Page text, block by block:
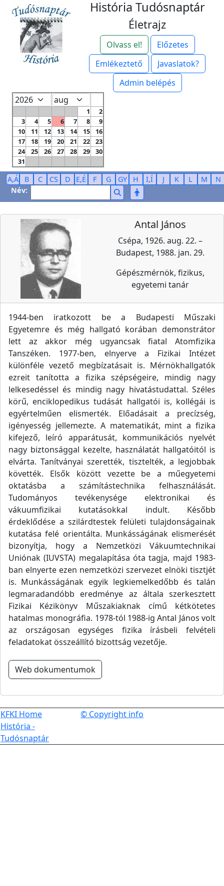
História Tudósnaptár
Életrajz
Olvass el!
Előzetes
Emlékeztető
Javaslatok?
Admin belépés
1
2
3
4 5 6 7 8
9
10
11 12 13 14 15
16
17
18 19 20 21 22
23
24
25 26 27 28 29
30
31
A,Á B C CS D E,É F G GY H I,Í J K L M
N
Név:
Antal János
Csépa, 1926. aug. 22. –
Budapest, 1988. jan. 29.
Gépészmérnök, fizikus,
egyetemi tanár
1944-ben iratkozott be a Budapesti Műszaki
Egyetemre és még hallgató korában demonstrátor
lett az akkor még ugyancsak fiatal Atomfizika
Tanszéken. 1977-ben, elnyerve a Fizikai Intézet
különféle vezető megbízatásait is. Mérnökhallgatók
ezreit tanította a fizika szépségeire, mindig nagy
lelkesedéssel és mindig nagy hivatástudattal. Széles
körű, enciklopedikus tudását hallgatói is, kollégái is
egyértelműen elismerték. Előadásait a precízség,
igényesség jellemezte. A matematikát, mint a fizika
kifejező, leíró apparátusát, kommunikációs nyelvét
nagy biztonsággal kezelte, használatát hallgatóitól is
elvárta. Tanítványai szerették, tisztelték, a legjobbak
követték. Elsők között vezette be a műegyetemi
oktatásba a számítástechnika felhasználását.
Tudományos tevékenysége elektronikai és
vákuumfizikai kutatásokkal indult. Később
érdeklődése a szilárdtestek felületi tulajdonságainak
kutatása felé orientálta. Munkásságának elismerését
bizonyítja, hogy a Nemzetközi Vákuumtechnikai
Uniónak (IUVSTA) megalapítása óta tagja, majd 1983-
ban elnyerte ezen nemzetközi szervezet elnöki tisztjét
is. Munkásságának egyik legkiemelkedőbb és talán
legmaradandóbb eredménye az általa szerkesztett
Fizikai Kézikönyv Műszakiaknak című kétkötetes
hatalmas monográfia. 1978-tól 1988-ig Antal János volt
az országosan egységes fizika írásbeli felvételi
feladatokat összeállító bizottság vezetője.
Web dokumentumok
KFKI Home
História -
Tudósnaptár
© Copyright info